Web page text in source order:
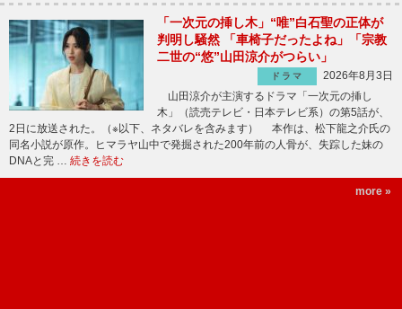
「一次元の挿し木」“唯”白石聖の正体が
判明し騒然 「車椅子だったよね」「宗教
二世の“悠”山田涼介がつらい」
ドラマ
2026年8月3日
山田涼介が主演するドラマ「一次元の挿し
木」（読売テレビ・日本テレビ系）の第5話が、
2日に放送された。（※以下、ネタバレを含みます） 本作は、松下龍之介氏の
同名小説が原作。ヒマラヤ山中で発掘された200年前の人骨が、失踪した妹の
DNAと完 … 続きを読む
more »